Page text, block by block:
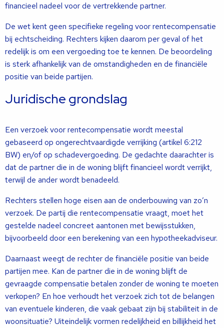
financieel nadeel voor de vertrekkende partner.
De wet kent geen specifieke regeling voor rentecompensatie
bij echtscheiding. Rechters kijken daarom per geval of het
redelijk is om een vergoeding toe te kennen. De beoordeling
is sterk afhankelijk van de omstandigheden en de financiële
positie van beide partijen.
Juridische grondslag
Een verzoek voor rentecompensatie wordt meestal
gebaseerd op ongerechtvaardigde verrijking (artikel 6:212
BW) en/of op schadevergoeding. De gedachte daarachter is
dat de partner die in de woning blijft financieel wordt verrijkt,
terwijl de ander wordt benadeeld.
Rechters stellen hoge eisen aan de onderbouwing van zo’n
verzoek. De partij die rentecompensatie vraagt, moet het
gestelde nadeel concreet aantonen met bewijsstukken,
bijvoorbeeld door een berekening van een hypotheekadviseur.
Daarnaast weegt de rechter de financiële positie van beide
partijen mee. Kan de partner die in de woning blijft de
gevraagde compensatie betalen zonder de woning te moeten
verkopen? En hoe verhoudt het verzoek zich tot de belangen
van eventuele kinderen, die vaak gebaat zijn bij stabiliteit in de
woonsituatie? Uiteindelijk vormen redelijkheid en billijkheid het